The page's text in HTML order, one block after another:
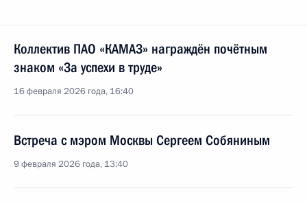
Коллектив ПАО «КАМАЗ» награждён почётным
знаком «За успехи в труде»
16 февраля 2026 года, 16:40
Встреча с мэром Москвы Сергеем Собяниным
9 февраля 2026 года, 13:40